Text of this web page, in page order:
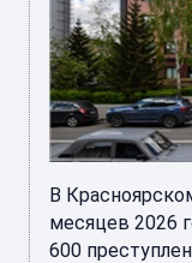
В
месяцев 2026
600